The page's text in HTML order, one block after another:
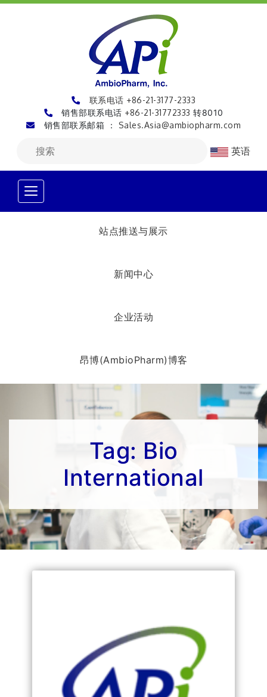
联系电话 +86-21-3177-2333
销售部联系电话 +86-21-31772333 转8010
销售部联系邮箱 ： Sales.Asia@ambiopharm.com
英语
站点推送与展示
新闻中心
企业活动
昂博(AmbioPharm)博客
Tag: Bio
International